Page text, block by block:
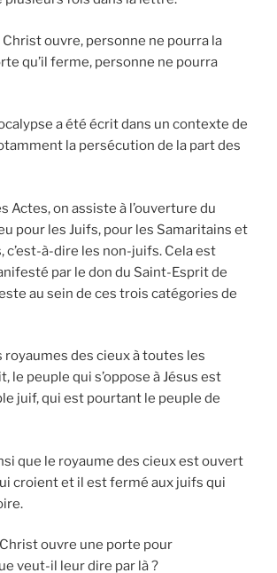
ouvre, personne ne pourra la
qu’il ferme, personne ne pourra
a été écrit dans un contexte de
la persécution de la part des
Actes, on assiste à l’ouverture du
pour les Juifs, pour les Samaritains et
c’est-à-dire les non-juifs. Cela est
par le don du Saint-Esprit de
au sein de ces trois catégories de
royaumes des cieux à toutes les
le peuple qui s’oppose à Jésus est
juif, qui est pourtant le peuple de
que le royaume des cieux est ouvert
croient et il est fermé aux juifs qui
ouvre une porte pour
veut-il leur dire par là ?